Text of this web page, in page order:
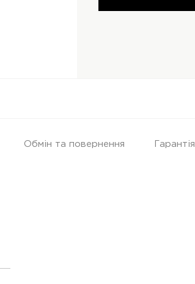
Обмін та повернення Гарантія